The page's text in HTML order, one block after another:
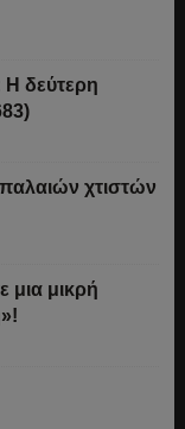
δεύτερη
χτιστών
μια μικρή